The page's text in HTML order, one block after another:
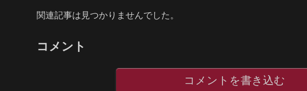
関連記事は見つかりませんでした。
コメント
コメントを書き込む